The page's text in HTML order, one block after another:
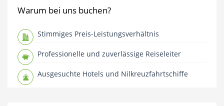
Warum bei uns buchen?
Stimmiges Preis-Leistungsverhältnis
Professionelle und zuverlässige Reiseleiter
Ausgesuchte Hotels und Nilkreuzfahrtschiffe